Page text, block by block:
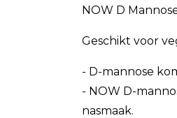
NOW D
Geschikt voor
- D-mannose
- NOW D-
nasmaak.